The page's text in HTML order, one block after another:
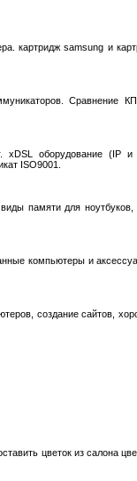
картридж samsung и
Сравнение
xDSL оборудование (IP и
ISO9001.
памяти для ноутбуков,
компьютеры и
создание сайтов,
цветок из салона